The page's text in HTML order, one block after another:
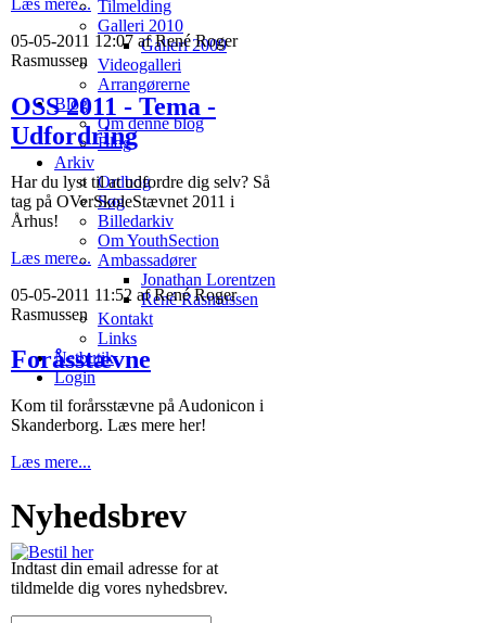
Tilmelding
Galleri 2010
Galleri 2009
Videogalleri
Arrangørerne
Blog
Om denne blog
Blog
Arkiv
Ordbog
Søg
Billedarkiv
Om YouthSection
Ambassadører
Jonathan Lorentzen
René Rasmussen
Kontakt
Links
Netbutik
Login
05-05-2011 12:07 af René Roger
Rasmussen
OSS 2011 - Tema -
Udfordring
Har du lyst til at udfordre dig selv? Så
tag på OVerSkoleStævnet 2011 i
Århus!
Læs mere...
05-05-2011 11:52 af René Roger
Rasmussen
Foråsstævne
Kom til forårsstævne på Audonicon i
Skanderborg. Læs mere her!
Læs mere...
Nyhedsbrev
Indtast din email adresse for at
tildmelde dig vores nyhedsbrev.